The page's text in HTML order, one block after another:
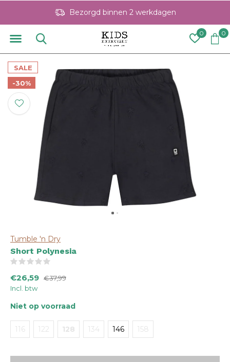
0 0
Bezorgd binnen 2 werkdagen
SALE
-30%
Tumble 'n Dry
Short Polynesia
€26,59 €37,99
Incl. btw
Niet op voorraad
116 122 128 134 146 158